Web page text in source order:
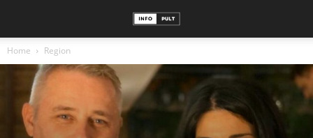
Home Region